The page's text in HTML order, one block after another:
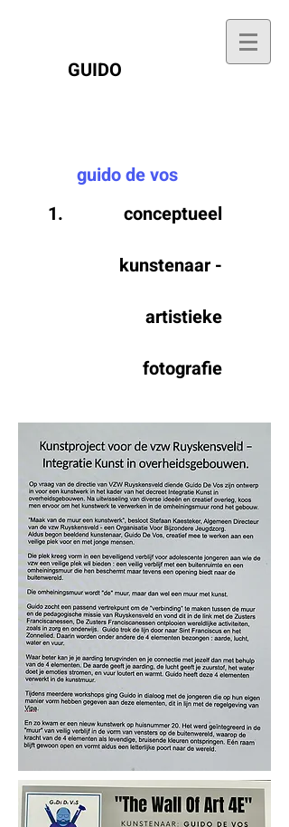
GUIDO
guido de vos
conceptueel
kunstenaar -
artistieke
fotografie